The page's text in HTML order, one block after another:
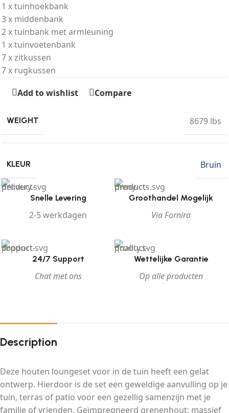
1 x tuinhoekbank
3 x middenbank
2 x tuinbank met armleuning
1 x tuinvoetenbank
7 x zitkussen
7 x rugkussen
Add to wishlist
Compare
WEIGHT 8679 lbs
KLEUR Bruin
Snelle Levering
2-5 werkdagen
Groothandel Mogelijk
Via Fornira
24/7 Support
Chat met ons
Wettelijke Garantie
Op alle producten
Description
Deze houten loungeset voor in de tuin heeft een gelat
ontwerp. Hierdoor is de set een geweldige aanvulling op je
tuin, terras of patio voor een gezellig samenzijn met je
familie of vrienden. Geïmpregneerd grenenhout: massief